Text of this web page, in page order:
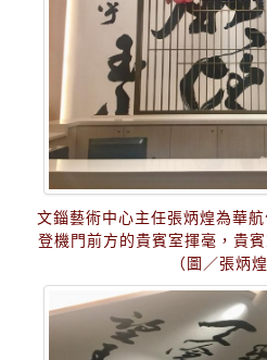
文錙藝術中心主任張炳煌為華
登機門前方的貴賓室揮毫，貴
（圖／張炳